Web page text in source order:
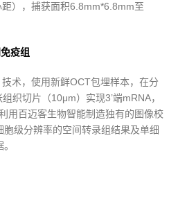
），捕获面积6.8mm*6.8mm至
疫组
术，使用新鲜OCT包埋样本，在分
织切片（10μm）实现3’端mRNA，
用百迈客生物智能制造独有的图像校
级分辨率的空间转录组结果及单细